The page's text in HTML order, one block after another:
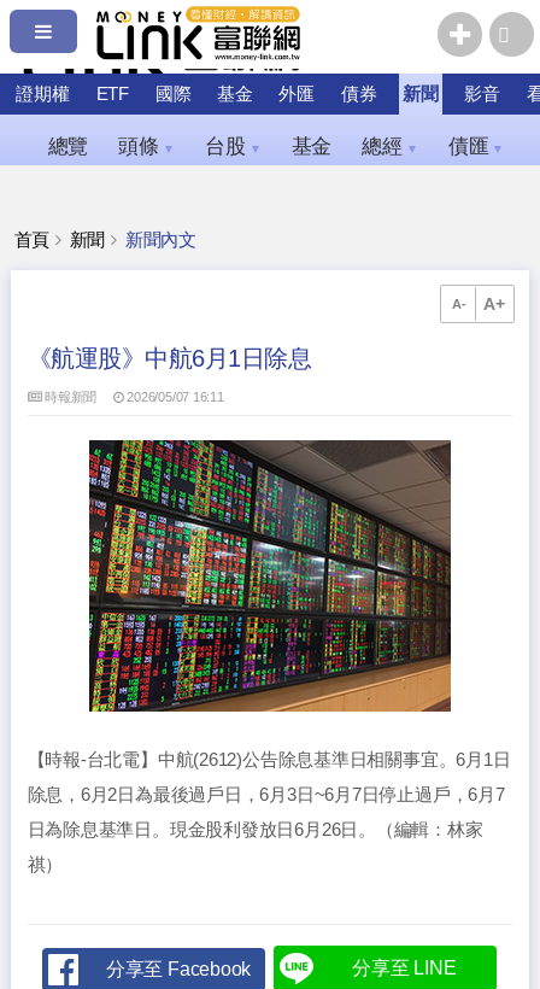
證期權 ETF 國際 基金 外匯 債券 新聞 影音
總覽 頭條 ▼ 台股 ▼ 基金 總經 ▼ 債匯 ▼
首頁 新聞 新聞內文
A- A+
《航運股》中航6月1日除息
時報新聞 2026/05/07 16:11
【時報-台北電】中航(2612)公告除息基準日相關事宜。6月1日
除息，6月2日為最後過戶日，6月3日~6月7日停止過戶，6月7
日為除息基準日。現金股利發放日6月26日。（編輯：林家
祺）
分享至 Facebook 分享至 LINE